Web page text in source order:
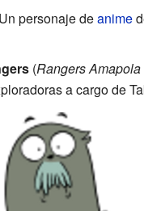
personaje deanime
(Rangers Amapola
a cargo de